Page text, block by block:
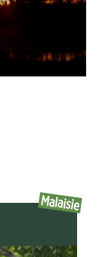
Malaisie